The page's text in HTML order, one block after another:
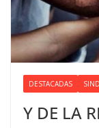
DESTACADAS
Y DE LA